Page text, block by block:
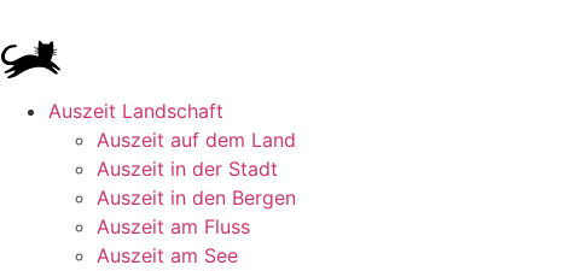
Auszeit Landschaft
Auszeit auf dem Land
Auszeit in der Stadt
Auszeit in den Bergen
Auszeit am Fluss
Auszeit am See